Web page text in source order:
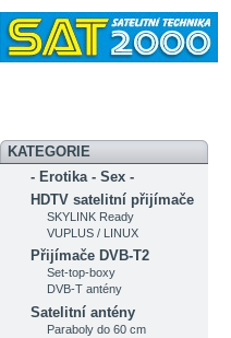
KATEGORIE
- Erotika - Sex -
HDTV satelitní přijímače
SKYLINK Ready
VUPLUS / LINUX
Přijímače DVB-T2
Set-top-boxy
DVB-T antény
Satelitní antény
Paraboly do 60 cm